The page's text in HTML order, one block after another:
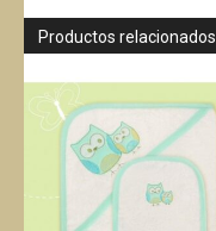
cantidad
Productos relacionados